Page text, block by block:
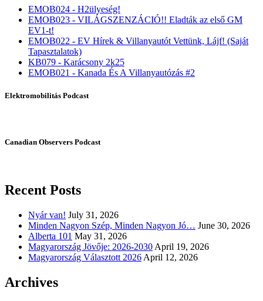
EMOB024 - H2ülyeség!
EMOB023 - VILÁGSZENZÁCIÓ!! Eladták az első GM
EV1-t!
EMOB022 - EV Hírek & Villanyautót Vettünk, Lájf! (Saját
Tapasztalatok)
KB079 - Karácsony 2k25
EMOB021 - Kanada És A Villanyautózás #2
Elektromobilitás Podcast
Canadian Observers Podcast
Recent Posts
Nyár van! July 31, 2026
Minden Nagyon Szép, Minden Nagyon Jó… June 30, 2026
Alberta 101 May 31, 2026
Magyarország Jövője: 2026-2030 April 19, 2026
Magyarország Választott 2026 April 12, 2026
Archives